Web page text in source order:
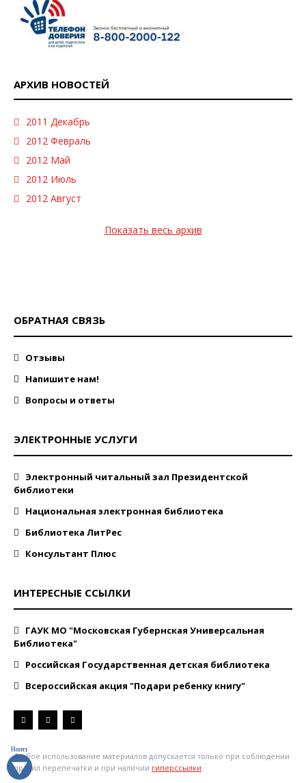
АРХИВ НОВОСТЕЙ
2011 Декабрь
2012 Февраль
2012 Май
2012 Июль
2012 Август
Показать весь архив
ОБРАТНАЯ СВЯЗЬ
Отзывы
Напишите нам!
Вопросы и ответы
ЭЛЕКТРОННЫЕ УСЛУГИ
Электронный читальный зал Президентской
библиотеки
Национальная электронная библиотека
Библиотека ЛитРес
Консультант Плюс
ИНТЕРЕСНЫЕ ССЫЛКИ
ГАУК МО "Московская Губернская Универсальная
Библиотека"
Российская Государственная детская библиотека
Всероссийская акция "Подари ребенку книгу"
Любое использование материалов допускается только при соблюдении
правил перепечатки и при наличии гиперссылки